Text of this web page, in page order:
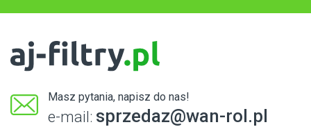
Masz pytania, napisz do nas!
e-mail: sprzedaz@wan-rol.pl